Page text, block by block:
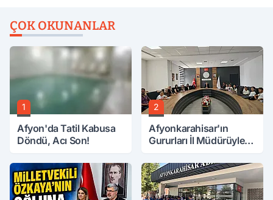
ÇOK OKUNANLAR
1
Afyon'da Tatil Kabusa
Döndü, Acı Son!
2
Afyonkarahisar'ın
Gururları İl Müdürüyle